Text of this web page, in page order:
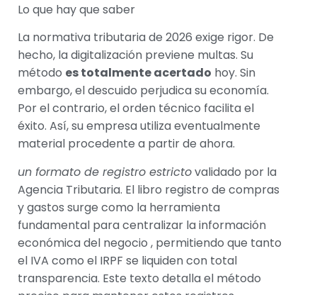
Lo que hay que saber
La normativa tributaria de 2026 exige rigor. De
hecho, la digitalización previene multas. Su
método es totalmente acertado hoy. Sin
embargo, el descuido perjudica su economía.
Por el contrario, el orden técnico facilita el
éxito. Así, su empresa utiliza eventualmente
material procedente a partir de ahora.
un formato de registro estrictovalidado por la
Agencia Tributaria. El libro registro de compras
y gastos surge como la herramienta
fundamental para centralizar la información
económica del negocio , permitiendo que tanto
el IVA como el IRPF se liquiden con total
transparencia. Este texto detalla el método